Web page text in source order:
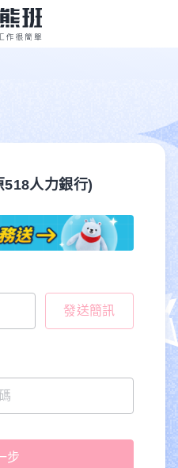
518人力銀行)
發送簡訊